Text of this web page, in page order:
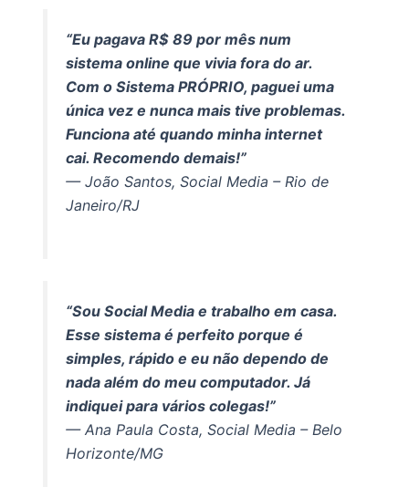
“Eu pagava R$ 89 por mês num
sistema online que vivia fora do ar.
Com o Sistema PRÓPRIO, paguei uma
única vez e nunca mais tive problemas.
Funciona até quando minha internet
cai. Recomendo demais!”
— João Santos, Social Media – Rio de
Janeiro/RJ
“Sou Social Media e trabalho em casa.
Esse sistema é perfeito porque é
simples, rápido e eu não dependo de
nada além do meu computador. Já
indiquei para vários colegas!”
— Ana Paula Costa, Social Media – Belo
Horizonte/MG